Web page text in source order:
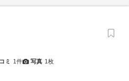
ミ 1件 写真 1枚